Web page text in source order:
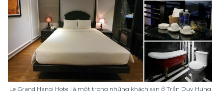
Le Grand Hanoi Hotel là một trong những khách sạn ở Trần Duy Hưng